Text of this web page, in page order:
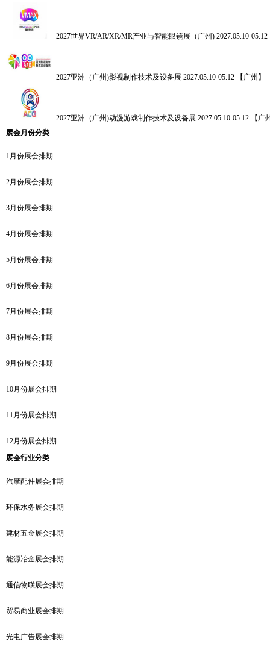
2027世界VR/AR/XR/MR产业与智能眼镜展（广州) 2027.05.10-
2027亚洲（广州)影视制作技术及设备展 2027.05.10-05.12 【广州】
2027亚洲（广州)动漫游戏制作技术及设备展 2027.05.10-05.12 【广
展会月份分类
1月份展会排期
2月份展会排期
3月份展会排期
4月份展会排期
5月份展会排期
6月份展会排期
7月份展会排期
8月份展会排期
9月份展会排期
10月份展会排期
11月份展会排期
12月份展会排期
展会行业分类
汽摩配件展会排期
环保水务展会排期
建材五金展会排期
能源冶金展会排期
通信物联展会排期
贸易商业展会排期
光电广告展会排期